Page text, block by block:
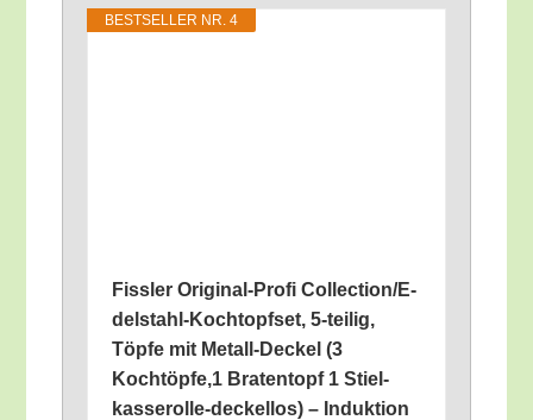
BEST­SEL­LER NR. 4
Fiss­ler Ori­gi­nal-Pro­fi Coll­ec­tion­/E­
del­stahl-Koch­topf­set, 5‑teilig,
Töp­fe mit Metall-Deckel (3
Kochtöpfe,1 Bra­ten­topf 1 Stiel­
kas­se­rol­le-deckel­los) – Induktion